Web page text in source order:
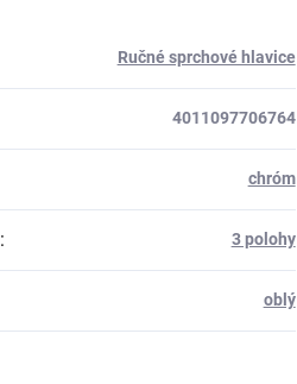
Ručné sprchové hlavice
4011097706764
chróm
: 3 polohy
oblý